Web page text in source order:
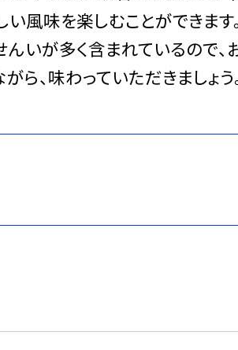
い風味を楽しむことができます。
いが多く含まれているので、
ら、味わっていただきましょう